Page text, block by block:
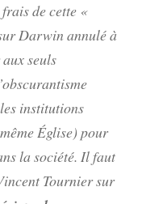
de cette «
Darwin annulé à
seuls
institutions
Église) pour
la société. Il faut
Tournier sur